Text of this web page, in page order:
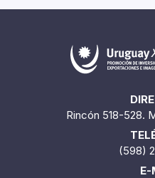
Rincón 518-528.
(598)
E-